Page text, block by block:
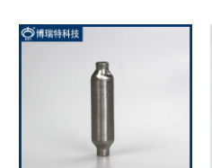
Инъекций